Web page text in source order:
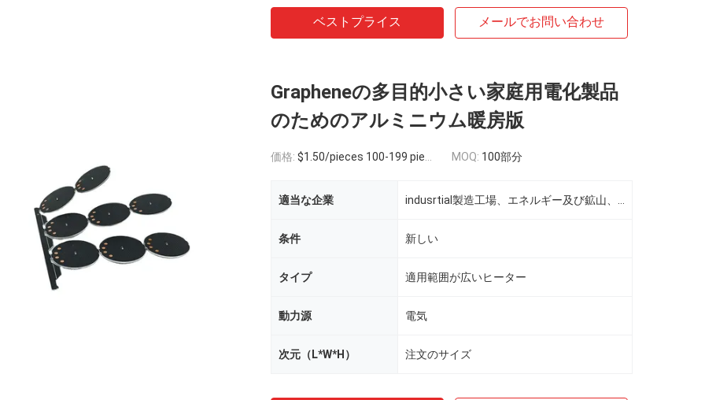
ベストプライス メールでお問い合わせ
Grapheneの多目的小さい家庭用電化製品
のためのアルミニウム暖房版
価格: $1.50/pieces 100-199 pieces MOQ: 100部分
適当な企業
条件 新しい
タイプ 適用範囲が広いヒーター
動力源 電気
次元（L*W*H） 注文のサイズ